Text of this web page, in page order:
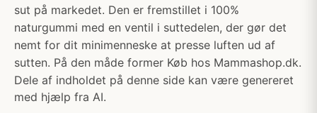
sut på markedet. Den er fremstillet i 100%
naturgummi med en ventil i suttedelen, der gør det
nemt for dit minimenneske at presse luften ud af
sutten. På den måde former Køb hos Mammashop.dk.
Dele af indholdet på denne side kan være genereret
med hjælp fra AI.